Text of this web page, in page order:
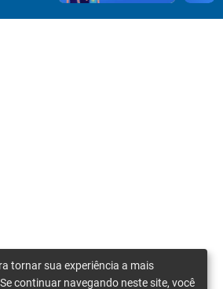
tornar sua experiência a mais
continuar navegando neste site, você